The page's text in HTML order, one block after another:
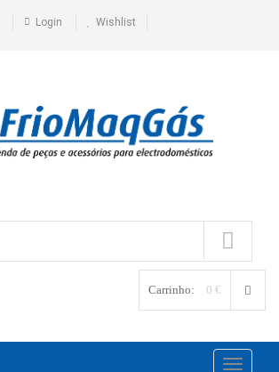
Login Wishlist
Carrinho: 0 €
Toggle